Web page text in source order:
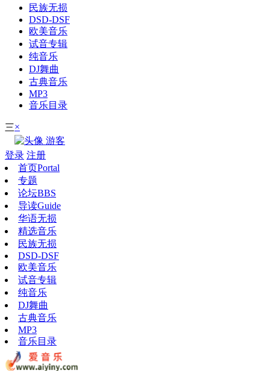
民族无损
DSD-DSF
欧美音乐
试音专辑
纯音乐
DJ舞曲
古典音乐
MP3
音乐目录
三×
游客
登录 注册
首页Portal
专题
论坛BBS
导读Guide
华语无损
精选音乐
民族无损
DSD-DSF
欧美音乐
试音专辑
纯音乐
DJ舞曲
古典音乐
MP3
音乐目录